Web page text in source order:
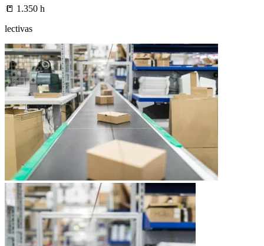
📒 1.350 h
lectivas